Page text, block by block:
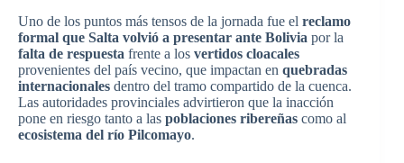
Uno de los puntos más tensos de la jornada fue el reclamo
formal que Salta volvió a presentar ante Bolivia por la
falta de respuesta frente a los vertidos cloacales
provenientes del país vecino, que impactan en quebradas
internacionales dentro del tramo compartido de la cuenca.
Las autoridades provinciales advirtieron que la inacción
pone en riesgo tanto a las poblaciones ribereñas como al
ecosistema del río Pilcomayo.